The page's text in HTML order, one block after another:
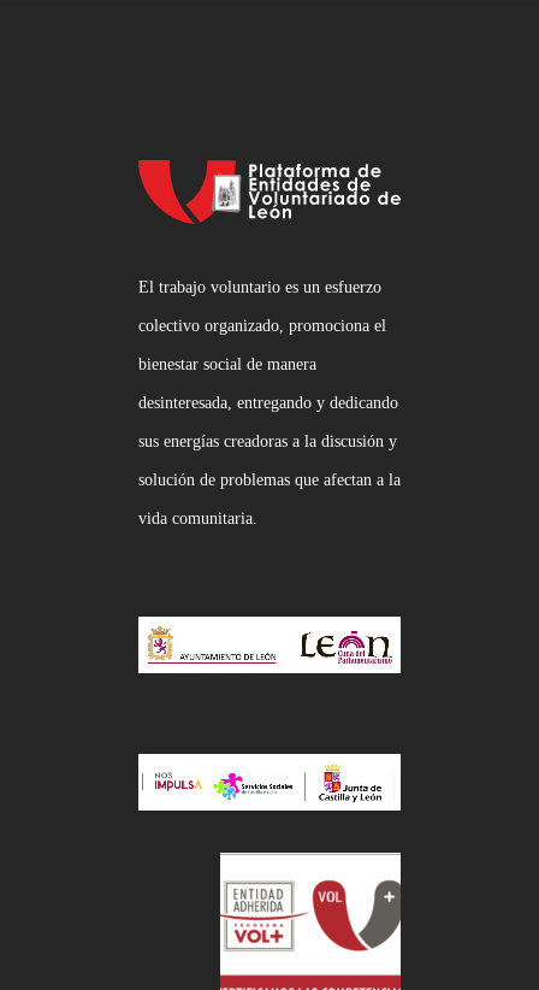
El trabajo voluntario es un esfuerzo
colectivo organizado, promociona el
bienestar social de manera
desinteresada, entregando y dedicando
sus energías creadoras a la discusión y
solución de problemas que afectan a la
vida comunitaria.